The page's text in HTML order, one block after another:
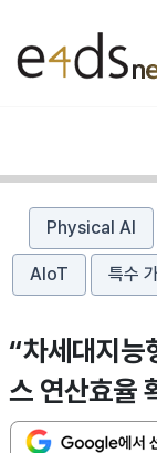
Physical AI
AIoT 특수
“차세대지
스 연산효율